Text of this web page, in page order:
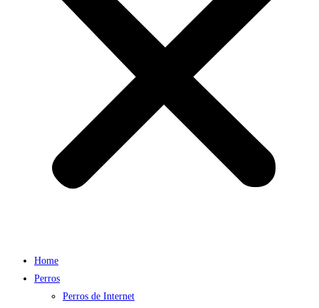
Home
Perros
Perros de Internet